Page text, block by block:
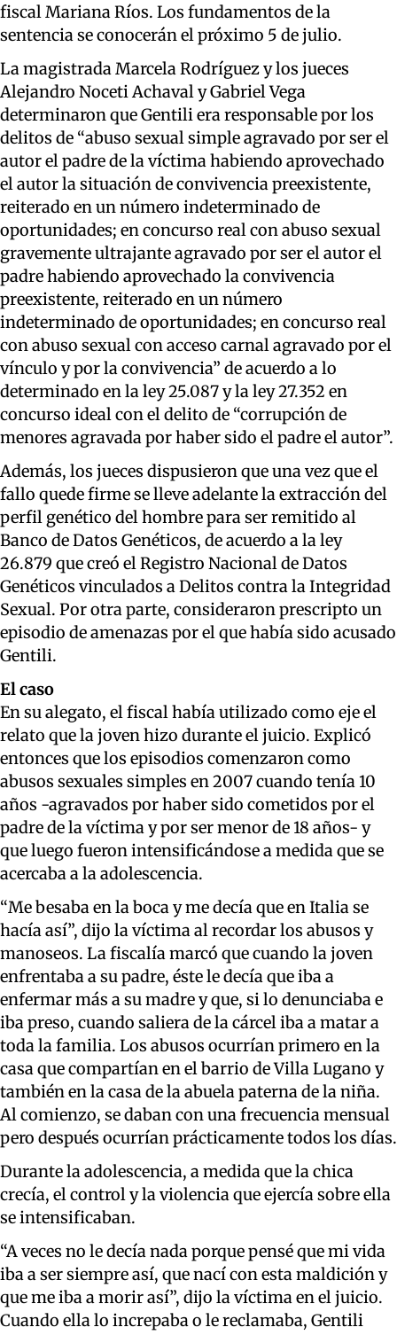
fiscal Mariana Ríos. Los fundamentos de la
sentencia se conocerán el próximo 5 de julio.
La magistrada Marcela Rodríguez y los jueces
Alejandro Noceti Achaval y Gabriel Vega
determinaron que Gentili era responsable por los
delitos de “abuso sexual simple agravado por ser el
autor el padre de la víctima habiendo aprovechado
el autor la situación de convivencia preexistente,
reiterado en un número indeterminado de
oportunidades; en concurso real con abuso sexual
gravemente ultrajante agravado por ser el autor el
padre habiendo aprovechado la convivencia
preexistente, reiterado en un número
indeterminado de oportunidades; en concurso real
con abuso sexual con acceso carnal agravado por el
vínculo y por la convivencia” de acuerdo a lo
determinado en la ley 25.087 y la ley 27.352 en
concurso ideal con el delito de “corrupción de
menores agravada por haber sido el padre el autor”.
Además, los jueces dispusieron que una vez que el
fallo quede firme se lleve adelante la extracción del
perfil genético del hombre para ser remitido al
Banco de Datos Genéticos, de acuerdo a la ley
26.879 que creó el Registro Nacional de Datos
Genéticos vinculados a Delitos contra la Integridad
Sexual. Por otra parte, consideraron prescripto un
episodio de amenazas por el que había sido acusado
Gentili.
El caso
En su alegato, el fiscal había utilizado como eje el
relato que la joven hizo durante el juicio. Explicó
entonces que los episodios comenzaron como
abusos sexuales simples en 2007 cuando tenía 10
años -agravados por haber sido cometidos por el
padre de la víctima y por ser menor de 18 años- y
que luego fueron intensificándose a medida que se
acercaba a la adolescencia.
“Me besaba en la boca y me decía que en Italia se
hacía así”, dijo la víctima al recordar los abusos y
manoseos. La fiscalía marcó que cuando la joven
enfrentaba a su padre, éste le decía que iba a
enfermar más a su madre y que, si lo denunciaba e
iba preso, cuando saliera de la cárcel iba a matar a
toda la familia. Los abusos ocurrían primero en la
casa que compartían en el barrio de Villa Lugano y
también en la casa de la abuela paterna de la niña.
Al comienzo, se daban con una frecuencia mensual
pero después ocurrían prácticamente todos los días.
Durante la adolescencia, a medida que la chica
crecía, el control y la violencia que ejercía sobre ella
se intensificaban.
“A veces no le decía nada porque pensé que mi vida
iba a ser siempre así, que nací con esta maldición y
que me iba a morir así”, dijo la víctima en el juicio.
Cuando ella lo increpaba o le reclamaba, Gentili